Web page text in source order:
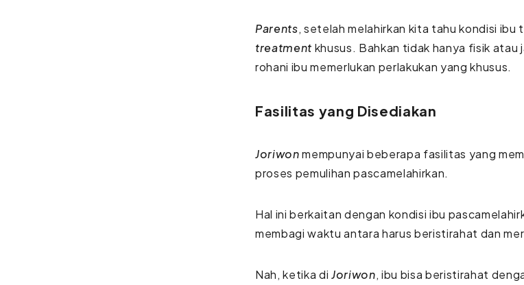
Parents, setelah melahirkan kita tahu kondisi
treatment khusus. Bahkan tidak hanya fisik atau
rohani ibu memerlukan perlakukan yang khusus.
Fasilitas yang Disediakan
Joriwonmempunyai beberapa fasilitas yang
proses pemulihan pascamelahirkan.
Hal ini berkaitan dengan kondisi ibu
membagi waktu antara harus beristirahat dan
Nah, ketika di Joriwon, ibu bisa beristirahat